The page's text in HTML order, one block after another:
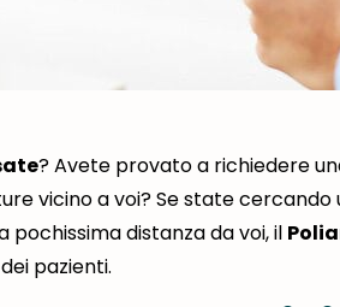
? Avete provato a richiedere
vicino a voi? Se state
pochissima distanza da voi, il
pazienti.